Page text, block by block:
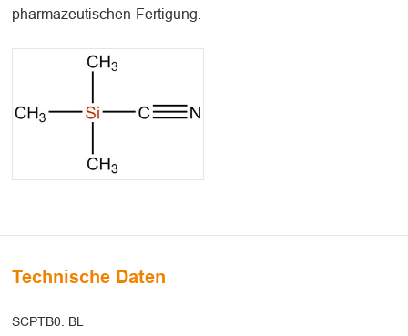
pharmazeutischen Fertigung.
Technische Daten
SCPTB0. BL